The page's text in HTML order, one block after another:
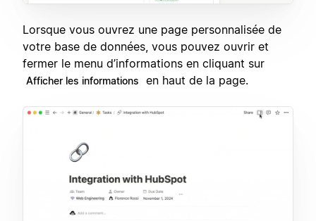
Lorsque vous ouvrez une page personnalisée de
votre base de données, vous pouvez ouvrir et
fermer le menu d’informations en cliquant sur
Afficher les informations en haut de la page.